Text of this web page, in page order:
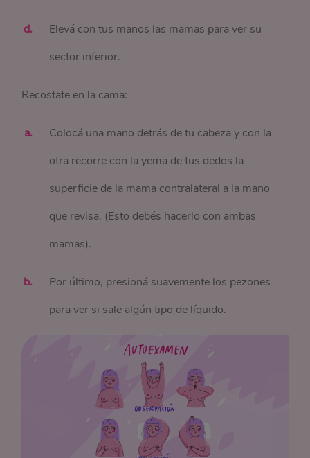
Elevá con tus manos las mamas para ver su
sector inferior.
Recostate en la cama:
Colocá una mano detrás de tu cabeza y con la
otra recorre con la yema de tus dedos la
superficie de la mama contralateral a la mano
que revisa. (Esto debés hacerlo con ambas
mamas).
Por último, presioná suavemente los pezones
para ver si sale algún tipo de líquido.